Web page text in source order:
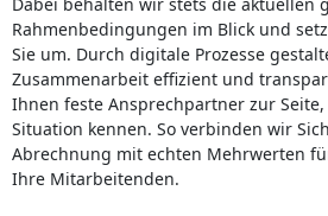
Rahmenbedingungen im Blick und
Sie um. Durch digitale Prozesse
Zusammenarbeit effizient und
Ihnen feste Ansprechpartner zur
Situation kennen. So verbinden wir
Abrechnung mit echten Mehrwerten
Ihre Mitarbeitenden.